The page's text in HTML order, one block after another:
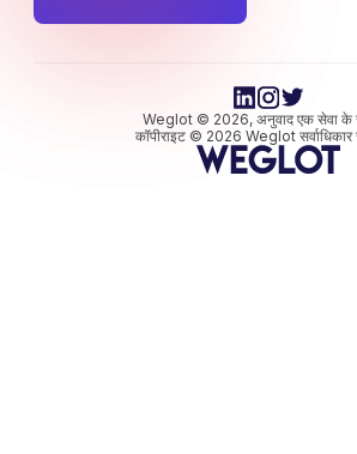
Weglot © 2026, अनुवाद एक सेवा के
कॉपीराइट © 2026 Weglot सर्वाधिकार